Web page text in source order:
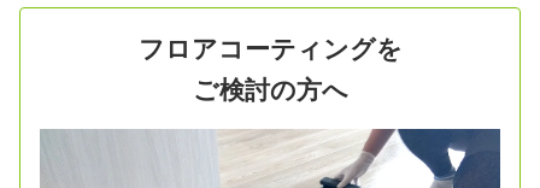
フロアコーティングを
ご検討の方へ